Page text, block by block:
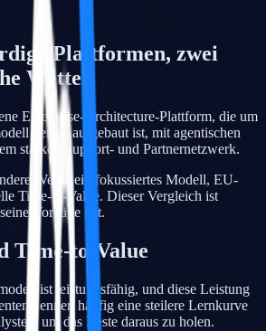
Plattformen, zwei
Wetten
Enterprise-Architecture-Plattform, die um
herum aufgebaut ist, mit agentischen
starken Support- und Partnernetzwerk.
Wette: ein fokussiertes Modell, EU-
Time-to-Value. Dieser Vergleich ist
Vorzüge hat.
Time-to-Value
ist leistungsfähig, und diese Leistung
nennen häufig eine steilere Lernkurve
um das Beste daraus zu holen.